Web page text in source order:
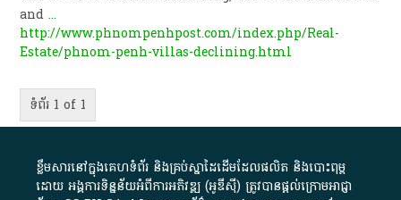
and...
http://www.phnompenhpost.com/index.php/Real-
Estate/phnom-penh-villas-declining.html
ទំព័រ 1 of 1
ខ្លឹមសារ​នៅ​ក្នុង​គេហទំព័រ និង​គ្រប់​ស្នា​ដៃ​ដើម​ដែល​ផលិត​ និង​បោះពុម្ព​
ដោយ​ អង្គការ​ទិន្នន័យ​អំពី​ការអភិវឌ្ឍ​​ (អូ​ឌី​ស៊ី)​ ត្រូវ​បាន​ផ្តល់​ក្រោម​អាជ្ញា